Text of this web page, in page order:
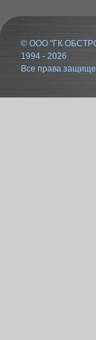
© ООО "ГК
1994 - 2026
Все права